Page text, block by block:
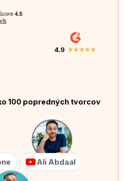
100 popredných tvorcov
Ali Abdaal